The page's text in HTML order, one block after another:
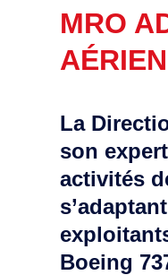
MRO
La
son
activités
Boeing